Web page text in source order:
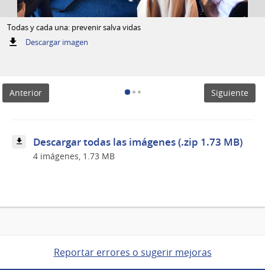
Todas y cada una: prevenir salva vidas
Descargar imagen:
Anterior Siguiente
Descargar todas las imágenes (.zip 1.73 MB)
4 imágenes, 1.73 MB
Reportar errores o sugerir mejoras